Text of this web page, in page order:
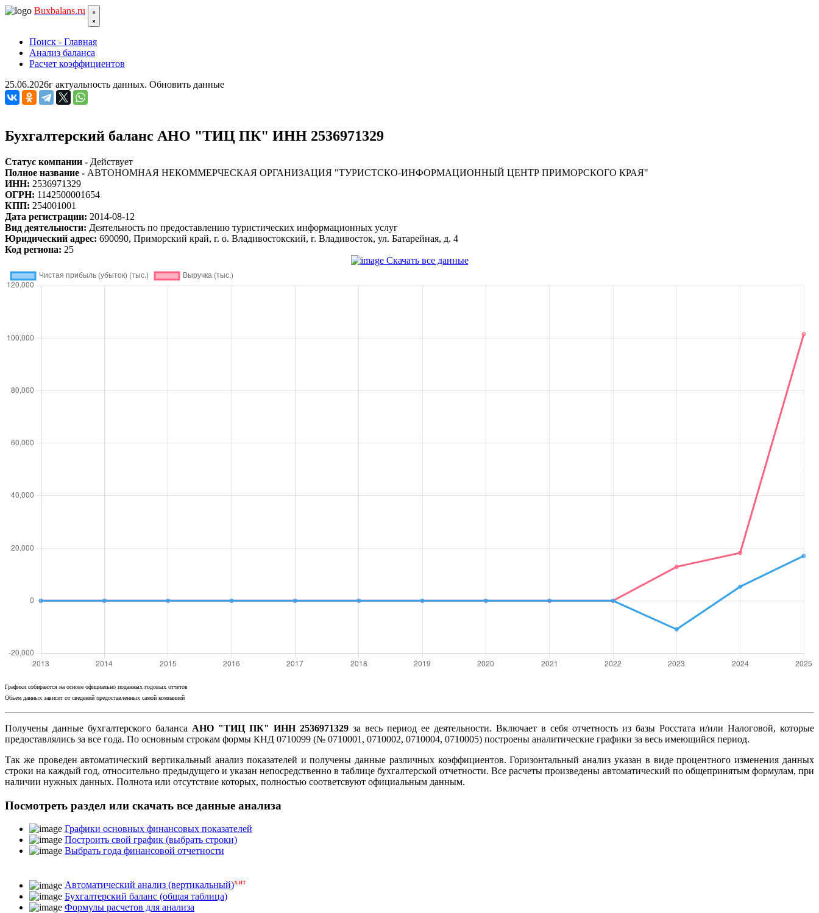
Buxbalans.ru
Поиск - Главная
Анализ баланса
Расчет коэффициентов
25.06.2026г актуальность данных. Обновить данные
Бухгалтерский баланс АНО "ТИЦ ПК" ИНН 2536971329
Статус компании - Действует
Полное название - АВТОНОМНАЯ НЕКОММЕРЧЕСКАЯ ОРГАНИЗАЦИЯ "ТУРИСТСКО-ИНФОРМАЦИОННЫЙ ЦЕНТР ПРИМОРСКОГО КРАЯ"
ИНН: 2536971329
ОГРН: 1142500001654
КПП: 254001001
Дата регистрации: 2014-08-12
Вид деятельности: Деятельность по предоставлению туристических информационных услуг
Юридический адрес: 690090, Приморский край, г. о. Владивостокский, г. Владивосток, ул. Батарейная, д. 4
Код региона: 25
Скачать все данные
Графики собираются на основе официально поданных годовых отчетов
Обьем данных зависит от сведений предоставленных самой компанией
Получены данные бухгалтерского баланса АНО "ТИЦ ПК" ИНН 2536971329 за весь период ее деятельности. Включает в себя отчетность из базы Росстата и/или Налоговой, которые
предоставлялись за все года. По основным строкам формы КНД 0710099 (№ 0710001, 0710002, 0710004, 0710005) построены аналитические графики за весь имеющийся период.
Так же проведен автоматический вертикальный анализ показателей и получены данные различных коэффициентов. Горизонтальный анализ указан в виде процентного изменения данных
строки на каждый год, относительно предыдущего и указан непосредственно в таблице бухгалтерской отчетности. Все расчеты произведены автоматический по общепринятым формулам, при
наличии нужных данных. Полнота или отсутствие которых, полностью соответсвуют официальным данным.
Посмотреть раздел или скачать все данные анализа
Графики основных финансовых показателей
Построить свой график (выбрать строки)
Выбрать года финансовой отчетности
Автоматический анализ (вертикальный)хит
Бухгалтерский баланс (общая таблица)
Формулы расчетов для анализа